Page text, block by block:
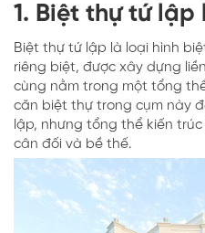
1. Biệt thự tứ lập
Biệt thự tứ lập là loại hình
riêng biệt, được xây dựng
cùng nằm trong một tổng
căn biệt thự trong cụm này
lập, nhưng tổng thể kiến
cân đối và bề thế.